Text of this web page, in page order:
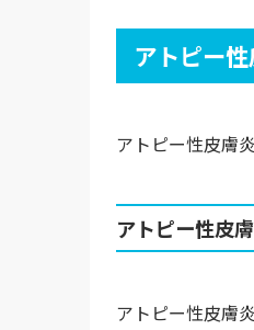
アトピー
アトピー性皮膚
アトピー性皮
アトピー性皮膚